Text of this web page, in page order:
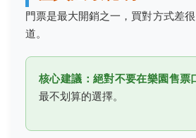
門票是最大開銷之一，買對方式差
道。
核心建議：絕對不要在樂園售票
最不划算的選擇。